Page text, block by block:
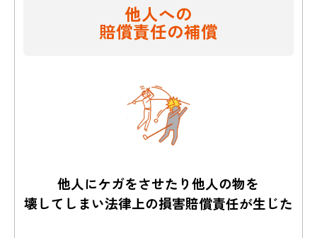
他人への
賠償責任の補償
他人にケガをさせたり他人の物を
壊してしまい法律上の損害賠償責任が生じた